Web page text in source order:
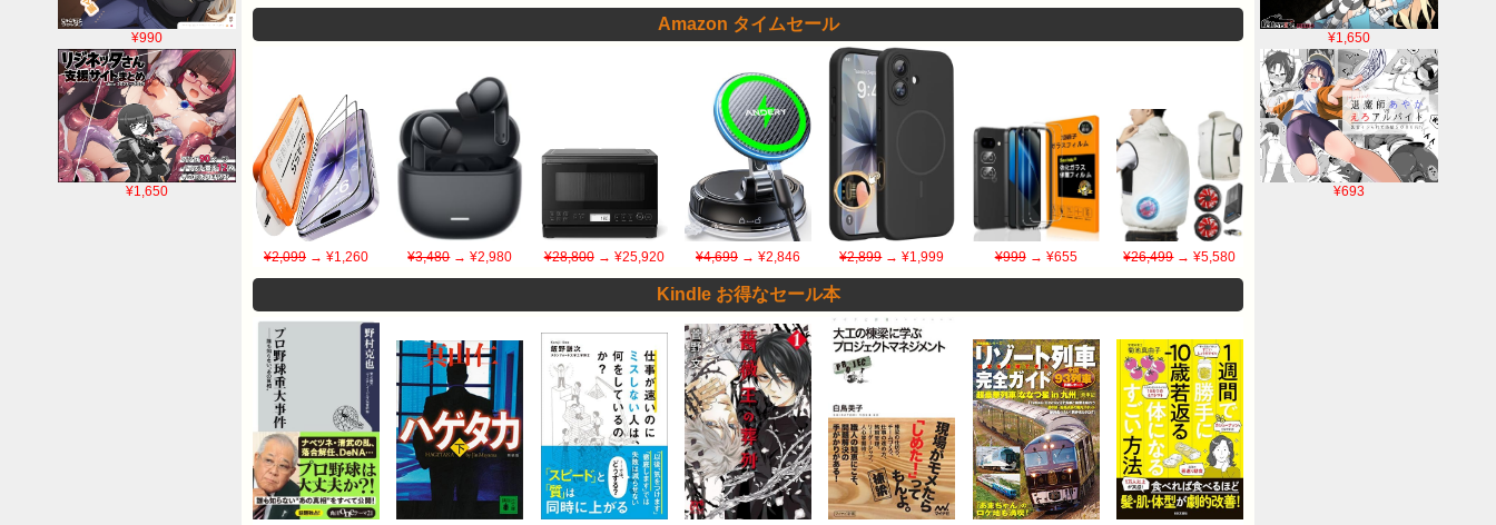
¥1,650
¥693
¥990
¥1,650
Amazon タイムセール
¥2,099 → ¥1,260 ¥3,480→ ¥2,980 ¥28,800→ ¥25,920 ¥4,699→ ¥2,846 ¥2,899→ ¥1,999 ¥999→ ¥655 ¥26,499→ ¥5,580
Kindle お得なセール本